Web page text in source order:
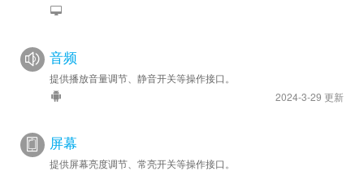
音频
提供播放音量调节、静音开关等操作接口。
2024-3-29 更新
屏幕
提供屏幕亮度调节、常亮开关等操作接口。